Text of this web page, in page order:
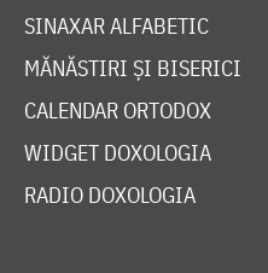
SINAXAR ALFABETIC
MĂNĂSTIRI ȘI BISERICI
CALENDAR ORTODOX
WIDGET DOXOLOGIA
RADIO DOXOLOGIA